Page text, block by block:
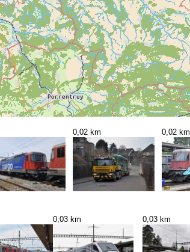
0,02 km 0,02 km
0,03 km 0,03 km